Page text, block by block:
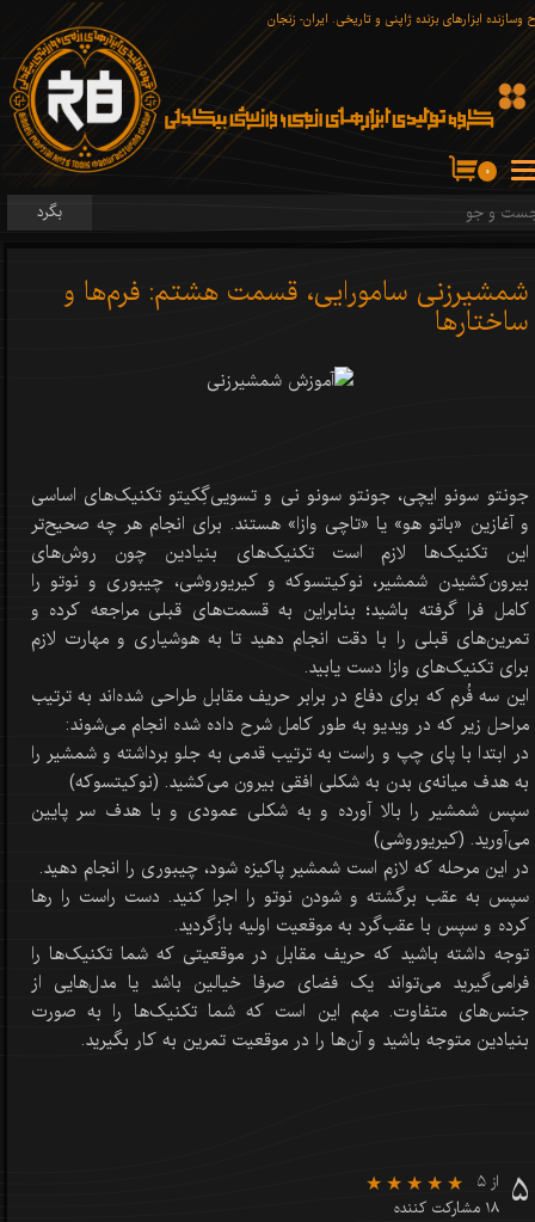
وسازنده ابزارهای برّنده ژاپنی و تاریخی. ایران- زنجان
۰
بگرد
شمشیرزنی سامورایی، قسمت هشتم: فرم‌ها و
ساختار‌ها
جونتو سونو ایچی، جونتو سونو نی و تسویی‌گِکیتو تکنیک‌های اساسی
و آغازین «باتو هو» یا «تاچی وازا» هستند. برای انجام هر چه صحیح‌تر
این تکنیک‌ها لازم است تکنیک‌های بنیادین چون روش‌های
بیرون‌کشیدن شمشیر، نوکیتسوکه و کیریوروشی، چیبوری و نوتو را
کامل فرا گرفته باشید؛ بنابراین به قسمت‌های قبلی مراجعه کرده و
تمرین‌های قبلی را با دقت انجام دهید تا به هوشیاری و مهارت لازم
برای تکنیک‌های وازا دست یابید.
این سه فُرم که برای دفاع در برابر حریف مقابل طراحی شده‌اند به ترتیب
مراحل زیر که در ویدیو به طور کامل شرح داده شده انجام می‌شوند:
در ابتدا با پای چپ و راست به ترتیب قدمی به جلو برداشته و شمشیر را
به هدف میانه‌ی بدن به شکلی افقی بیرون می‌کشید. (نوکیتسوکه)
سپس شمشیر را بالا آورده و به شکلی عمودی و با هدف سر پایین
می‌آورید. (کیریوروشی)
در این مرحله که لازم است شمشیر پاکیزه شود، چیبوری را انجام دهید.
سپس به عقب برگشته و شودن نوتو را اجرا کنید. دست راست را رها
کرده و سپس با عقب‌گرد به موقعیت اولیه بازگردید.
توجه داشته باشید که حریف مقابل در موقعیتی که شما تکنیک‌ها را
فرامی‌گیرید می‌تواند یک فضای صرفا خیالین باشد یا مدل‌هایی از
جنس‌های متفاوت. مهم این است که شما تکنیک‌ها را به صورت
بنیادین متوجه باشید و آن‌ها را در موقعیت تمرین به کار بگیرید.
۵ از ۵
۱۸ مشارکت کننده